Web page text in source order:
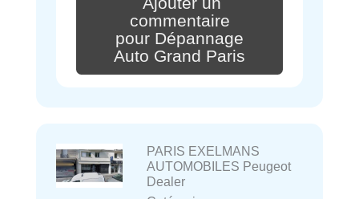
commentaire
pour Dépannage
Auto Grand Paris
PARIS EXELMANS
AUTOMOBILES Peugeot
Dealer